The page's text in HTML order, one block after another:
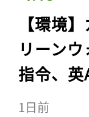
【環境
リーン
指令、
1日前